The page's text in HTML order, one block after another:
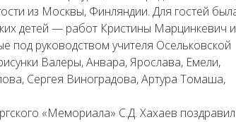
из Москвы, Финляндии. Для гостей
детей — работ Кристины Марцинкевич
под руководством учителя Осельковской
Валеры, Анвара, Ярослава, Емели,
Сергея Виноградова, Артура Томаша,
«Мемориала» С.Д. Хахаев поздравил